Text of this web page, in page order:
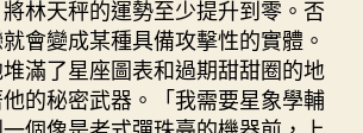
林天秤的運勢至少提升到零。否
會變成某種具備攻擊性的實體。
滿了星座圖表和過期甜甜圈的地
的秘密武器。「我需要星象學輔